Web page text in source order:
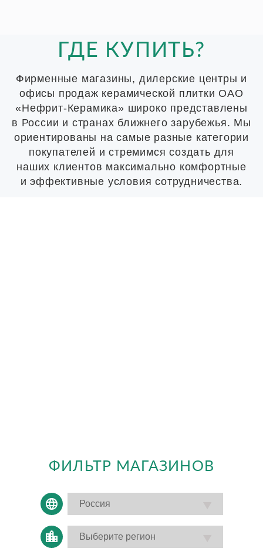
ГДЕ КУПИТЬ?
Фирменные магазины, дилерские центры и
офисы продаж керамической плитки ОАО
«Нефрит-Керамика» широко представлены
в России и странах ближнего зарубежья. Мы
ориентированы на самые разные категории
покупателей и стремимся создать для
наших клиентов максимально комфортные
и эффективные условия сотрудничества.
ФИЛЬТР МАГАЗИНОВ